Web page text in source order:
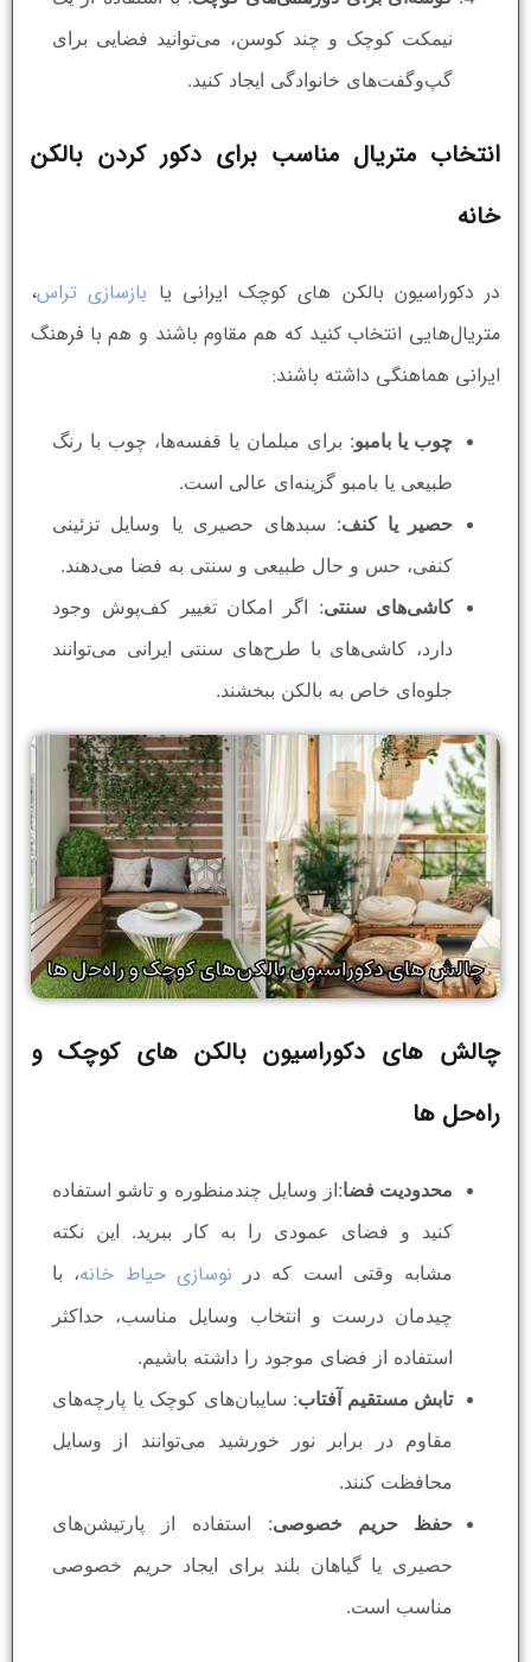
نیمکت کوچک و چند کوسن، می‌توانید فضایی برای
گپ‌وگفت‌های خانوادگی ایجاد کنید.
انتخاب متریال مناسب برای دکور کردن بالکن
خانه
در دکوراسیون بالکن های کوچک ایرانی یا بازسازی تراس،
متریال‌هایی انتخاب کنید که هم مقاوم باشند و هم با فرهنگ
ایرانی هماهنگی داشته باشند:
چوب یا بامبو: برای مبلمان یا قفسه‌ها، چوب با رنگ
طبیعی یا بامبو گزینه‌ای عالی است.
حصیر یا کنف: سبدهای حصیری یا وسایل تزئینی
کنفی، حس و حال طبیعی و سنتی به فضا می‌دهند.
کاشی‌های سنتی: اگر امکان تغییر کف‌پوش وجود
دارد، کاشی‌های با طرح‌های سنتی ایرانی می‌توانند
جلوه‌ای خاص به بالکن ببخشند.
چالش‌ های دکوراسیون بالکن های کوچک و
راه‌حل‌ ها
محدودیت فضا:از وسایل چندمنظوره و تاشو استفاده
کنید و فضای عمودی را به کار ببرید. این نکته
مشابه وقتی است که در نوسازی حیاط خانه، با
چیدمان درست و انتخاب وسایل مناسب، حداکثر
استفاده از فضای موجود را داشته باشیم.
تابش مستقیم آفتاب: سایبان‌های کوچک یا پارچه‌های
مقاوم در برابر نور خورشید می‌توانند از وسایل
محافظت کنند.
حفظ حریم خصوصی: استفاده از پارتیشن‌های
حصیری یا گیاهان بلند برای ایجاد حریم خصوصی
مناسب است.